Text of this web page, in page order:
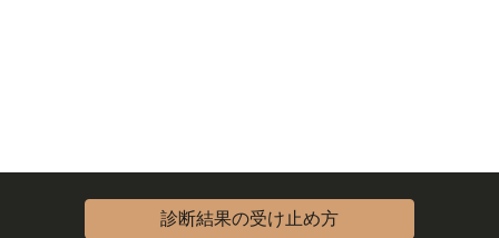
診断結果の受け止め方